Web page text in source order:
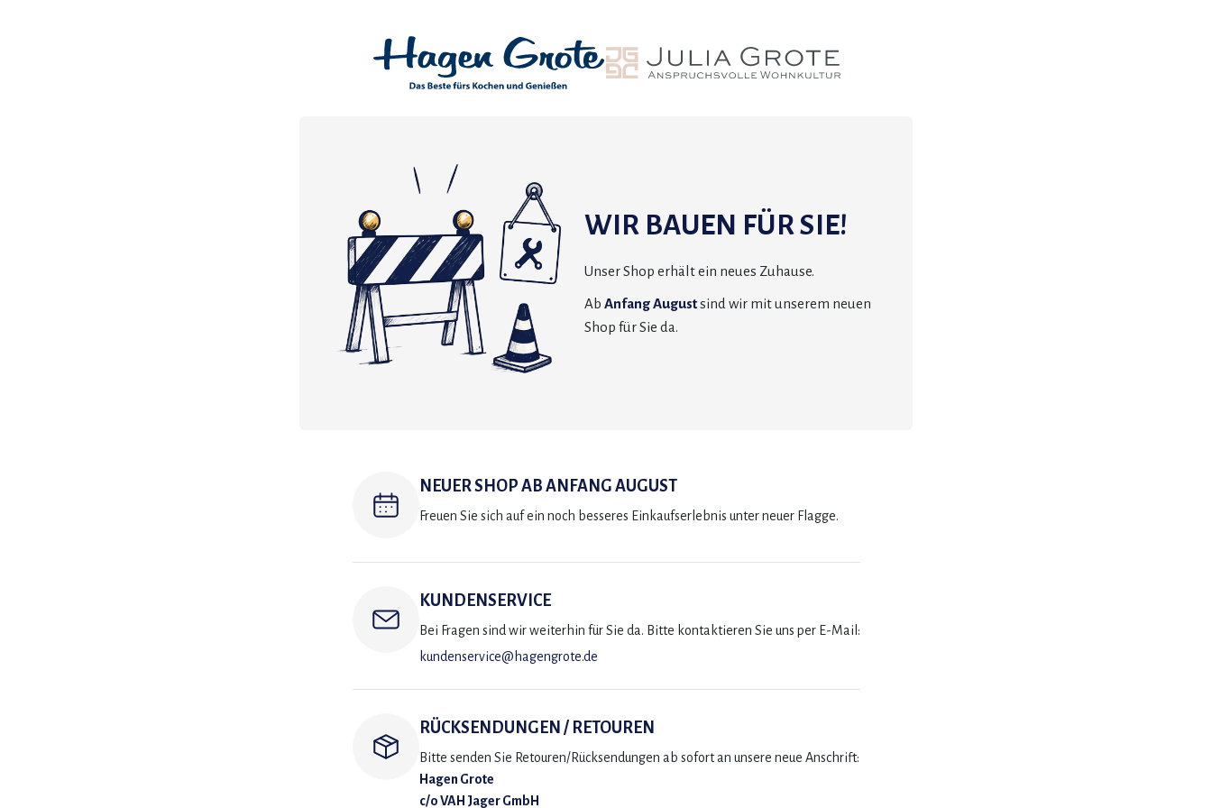
WIR BAUEN FÜR SIE!
Unser Shop erhält ein neues Zuhause.
Ab Anfang Augustsind wir mit unserem neuen
Shop für Sie da.
NEUER SHOP AB ANFANG AUGUST
Freuen Sie sich auf ein noch besseres Einkaufserlebnis unter neuer Flagge.
KUNDENSERVICE
Bei Fragen sind wir weiterhin für Sie da. Bitte kontaktieren Sie uns per E-Mail:
kundenservice@hagengrote.de
RÜCKSENDUNGEN / RETOUREN
Bitte senden Sie Retouren/Rücksendungen ab sofort an unsere neue Anschrift:
Hagen Grote
c/o VAH Jager GmbH